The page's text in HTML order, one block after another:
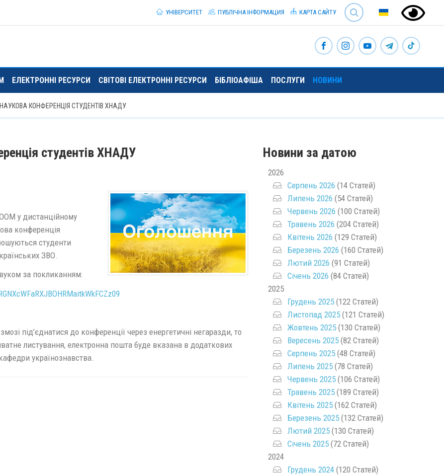
SEARCH
УНІВЕРСИТЕТ
ПУБЛІЧНА ІНФОРМАЦИЯ КАРТА САЙТУ
ЕЛЕКТРОННІ РЕСУРСИ СВІТОВІ ЕЛЕКТРОННІ РЕСУРСИ БІБЛІОАФІША ПОСЛУГИ НОВИНИ
КОНФЕРЕНЦІЯ СТУДЕНТІВ ХНАДУ
студентів ХНАДУ
у дистанційному
конференція
студенти
ЗВО.
за покликанням:
під’єднатися до конференції через енергетичні негаразди, то
листування, електронна пошта буде вказана в додаткових
українознавства.
Новини за датою
2026
Серпень 2026 (14 Статей)
Липень 2026 (54 Статей)
Червень 2026 (100 Статей)
Травень 2026 (204 Статей)
Квітень 2026 (129 Статей)
Березень 2026 (160 Статей)
Лютий 2026 (91 Статей)
Січень 2026 (84 Статей)
2025
Грудень 2025(122 Статей)
Листопад 2025(121 Статей)
Жовтень 2025(130 Статей)
Вересень 2025(82 Статей)
Серпень 2025(48 Статей)
Липень 2025(78 Статей)
Червень 2025(106 Статей)
Травень 2025(189 Статей)
Квітень 2025(162 Статей)
Березень 2025(132 Статей)
Лютий 2025(130 Статей)
Січень 2025(72 Статей)
2024
Грудень 2024(120 Статей)